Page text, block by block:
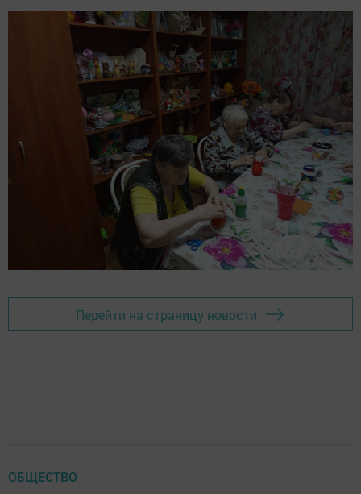
Перейти на страницу новости
ОБЩЕСТВО